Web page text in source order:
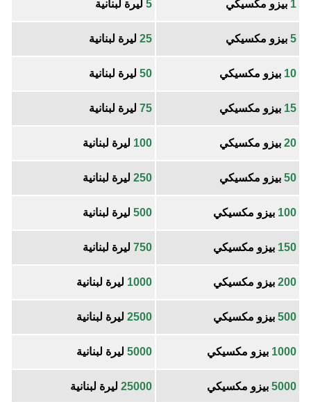
1 بيزو مكسيكي 5 ليرة لبنانية
5 بيزو مكسيكي 25 ليرة لبنانية
10 بيزو مكسيكي 50 ليرة لبنانية
15 بيزو مكسيكي 75 ليرة لبنانية
20 بيزو مكسيكي 100 ليرة لبنانية
50 بيزو مكسيكي 250 ليرة لبنانية
100 بيزو مكسيكي 500 ليرة لبنانية
150 بيزو مكسيكي 750 ليرة لبنانية
200 بيزو مكسيكي 1000 ليرة لبنانية
500 بيزو مكسيكي 2500 ليرة لبنانية
1000 بيزو مكسيكي 5000 ليرة لبنانية
5000 بيزو مكسيكي 25000 ليرة لبنانية